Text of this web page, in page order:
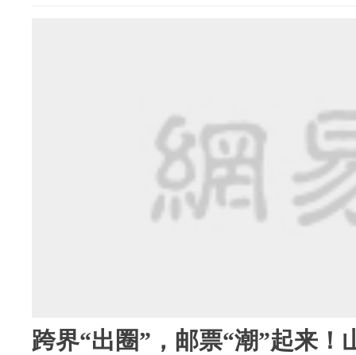
跨界“出圈”，邮票“潮”起来！